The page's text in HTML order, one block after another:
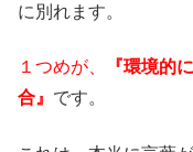
に別れます。
１つめが、
『環境的
合』 です。